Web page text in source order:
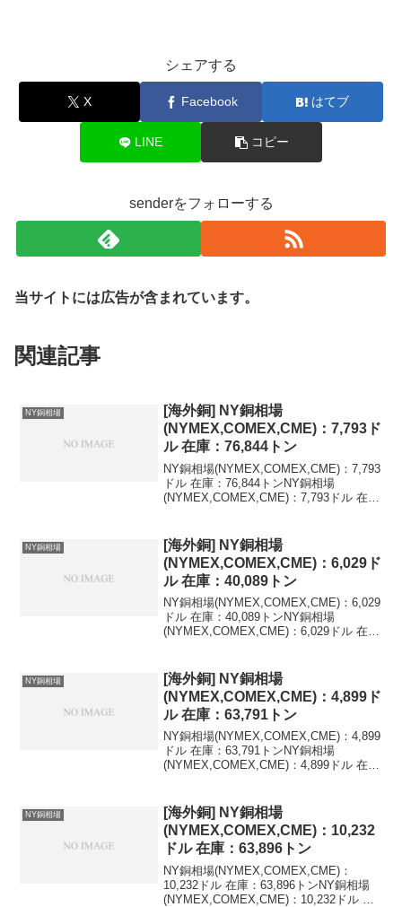
シェアする
X Facebook はてブ
LINE コピー
senderをフォローする
当サイトには広告が含まれています。
関連記事
NY銅相場
[海外銅] NY銅相場
(NYMEX,COMEX,CME)：7,793ド
ル 在庫：76,844トン
NY銅相場(NYMEX,COMEX,CME)：7,793
ドル 在庫：76,844トンNY銅相場
(NYMEX,COMEX,CME)：7,793ドル 在
NY銅相場
[海外銅] NY銅相場
(NYMEX,COMEX,CME)：6,029ド
ル 在庫：40,089トン
NY銅相場(NYMEX,COMEX,CME)：6,029
ドル 在庫：40,089トンNY銅相場
(NYMEX,COMEX,CME)：6,029ドル 在
最...
NY銅相場
[海外銅] NY銅相場
(NYMEX,COMEX,CME)：4,899ド
ル 在庫：63,791トン
NY銅相場(NYMEX,COMEX,CME)：4,899
ドル 在庫：63,791トンNY銅相場
(NYMEX,COMEX,CME)：4,899ドル 在
NY銅相場
[海外銅] NY銅相場
(NYMEX,COMEX,CME)：10,232
ドル 在庫：63,896トン
NY銅相場(NYMEX,COMEX,CME)：
10,232ドル 在庫：63,896トンNY銅相場
(NYMEX,COMEX,CME)：10,232ドル 在